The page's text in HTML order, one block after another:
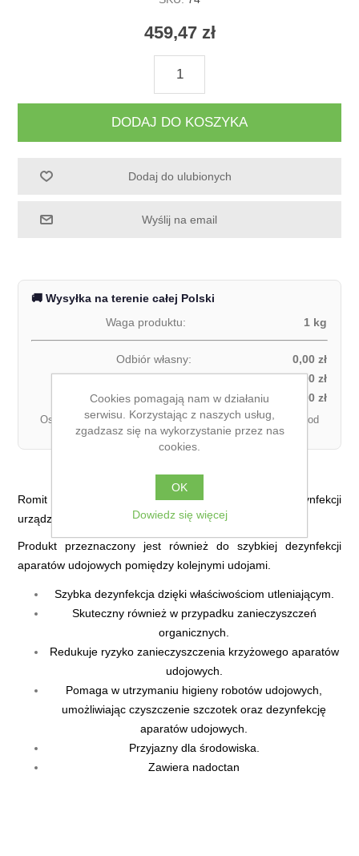
459,47 zł
DODAJ DO KOSZYKA
Dodaj do ulubionych
Wyślij na email
🚚 Wysyłka na terenie całej Polski
Waga produktu:
1 kg
Odbiór własny:
0,00 zł
Kurier DPD – za pobraniem (1 paczka):
27,00 zł
Kurier DPD – przedpłata (1 paczka):
21,00 zł
Ostateczny koszt dostawy może się różnić w zależności od
łącznej wagi zamówienia.
Romit BF 21 KG jest kwaśnym środkiem do dezynfekcji
urządzeń udojowych.
Produkt przeznaczony jest również do szybkiej dezynfekcji
aparatów udojowych pomiędzy kolejnymi udojami.
Szybka dezynfekcja dzięki właściwościom utleniającym.
Skuteczny również w przypadku zanieczyszczeń
organicznych.
Redukuje ryzyko zanieczyszczenia krzyżowego aparatów
udojowych.
Pomaga w utrzymaniu higieny robotów udojowych,
umożliwiając czyszczenie szczotek oraz dezynfekcję
aparatów udojowych.
Przyjazny dla środowiska.
Zawiera nadoctan
Cookies pomagają nam w działaniu
serwisu. Korzystając z naszych usług,
zgadzasz się na wykorzystanie przez nas
cookies.
OK
Dowiedz się więcej